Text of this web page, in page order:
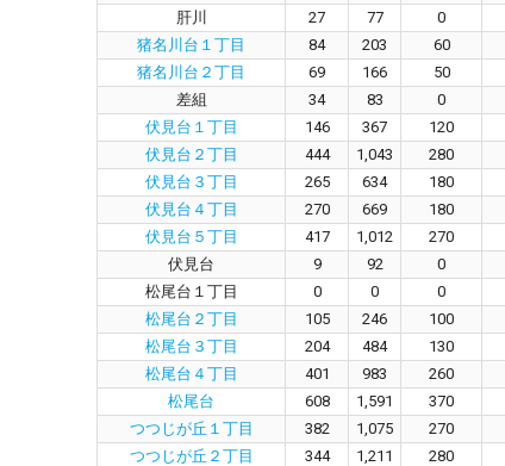
肝川
27 77 0
猪名川台１丁目
84 203 60
猪名川台２丁目
69 166 50
差組
34 83 0
伏見台１丁目
146 367 120
伏見台２丁目
444 1,043 280
伏見台３丁目
265 634 180
伏見台４丁目
270 669 180
伏見台５丁目
417 1,012 270
伏見台
9 92 0
松尾台１丁目
0 0 0
松尾台２丁目
105 246 100
松尾台３丁目
204 484 130
松尾台４丁目
401 983 260
松尾台
608 1,591 370
つつじが丘１丁目
382 1,075 270
つつじが丘２丁目
344 1,211 280